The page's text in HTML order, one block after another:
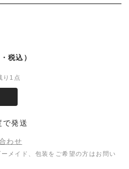
税込）
り1点
で発送
わせ
メイド、包装をご希望の方はお問い